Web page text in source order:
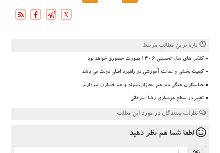
X
تازه ترین مطالب مرتبط
کلاس های سال تحصیلی ۱۴۰۶ بصورت حضوری خواهد بود
کیفیت بخشی و عدالت آموزشی دو راهبرد اصلی دولت می باشد
جنایتکاران جنگی باید هم مجازات شوند و هم خسارت بپردازند
تغییر در سطح هوشیاری رضا امیرخانی
نظرات بینندگان در مورد این مطلب
لطفا شما هم نظر دهید